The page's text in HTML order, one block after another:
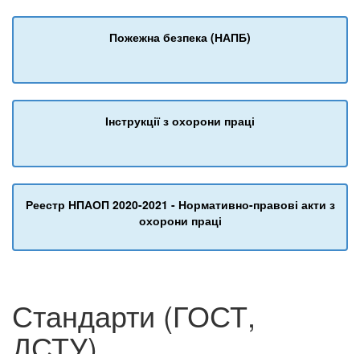
Пожежна безпека (НАПБ)
Інструкції з охорони праці
Реестр НПАОП 2020-2021 - Нормативно-правові акти з
охорони праці
Стандарти (ГОСТ,